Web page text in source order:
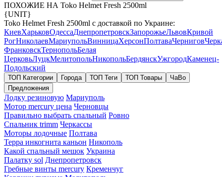
ПОХОЖИЕ НА Toko Helmet Fresh 2500ml
{UNIT}
Toko Helmet Fresh 2500ml с доставкой по Украине:
КиевХарьковОдессаДнепропетровскЗапорожьеЛьвовКривой
РогНиколаевМариупольВинницаХерсонПолтаваЧернигов
ФранковскТернопольБелая
ЦерковьЛуцкМелитопольНикопольБердянскУжгородКаменец-
Подольский
ТОП Категории Города ТОП Теги ТОП Товары
ЧаВо
Предложения
Лодку резиновую Мариуполь
Мотор mercury цена Черновцы
Правильно выбрать спальный Ровно
Спальник trimm Черкассы
Моторы лодочные Полтава
Терра инкогнита каньон Никополь
Какой спальный мешок Украина
Палатку sol Днепропетровск
Гребные винты mercury Кременчуг